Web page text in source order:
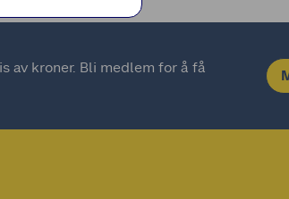
av kroner. Bli medlem for å få